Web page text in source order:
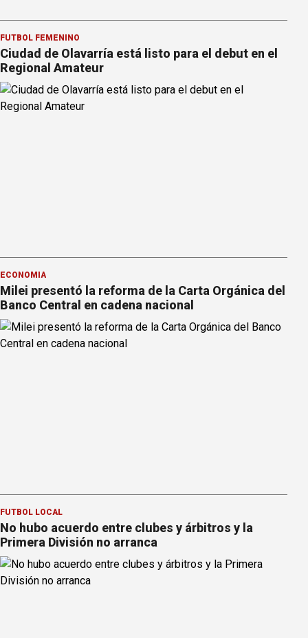
FÚTBOL FEMENINO
Ciudad de Olavarría está listo para el debut en el
Regional Amateur
ECONOMÍA
Milei presentó la reforma de la Carta Orgánica del
Banco Central en cadena nacional
FÚTBOL LOCAL
No hubo acuerdo entre clubes y árbitros y la
Primera División no arranca